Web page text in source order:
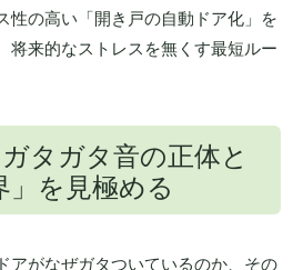
性の高い「開き戸の自動ドア化」を
将来的なストレスを無くす最短ルー
タガタ音の正体と
」を見極める
アがなぜガタついているのか、その